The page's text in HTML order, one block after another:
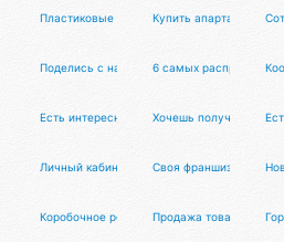
Пластиковые окна Купить апартаменты в
Поделись с нами своим творчеством
6 самых
Есть интересный материал про нашу
Хочешь получить мой
Личный кабинет Своя франшиза
Коробочное решение Битрикс24
Продажа товаров и